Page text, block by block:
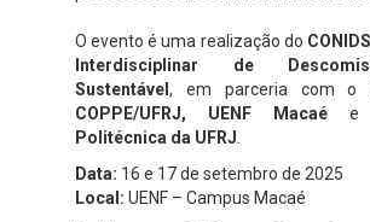
O evento é uma realização do
Interdisciplinar de
Sustentável , em parceria com o
COPPE/UFRJ, UENF Macaé e
Politécnica da UFRJ
Data: 16 e 17 de setembro de 2025
Local: UENF – Campus Macaé